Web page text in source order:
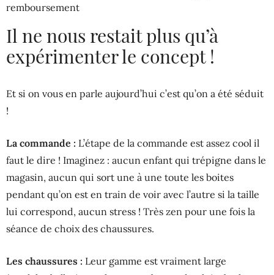
remboursement
Il ne nous restait plus qu’à
expérimenter le concept !
Et si on vous en parle aujourd’hui c’est qu’on a été séduit
!
La commande : L’étape de la commande est assez cool il
faut le dire ! Imaginez : aucun enfant qui trépigne dans le
magasin, aucun qui sort une à une toute les boites
pendant qu’on est en train de voir avec l’autre si la taille
lui correspond, aucun stress ! Très zen pour une fois la
séance de choix des chaussures.
Les chaussures : Leur gamme est vraiment large